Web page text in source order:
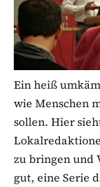
Ein heiß
wie Menschen
sollen. Hier
zu bringen und
gut, eine Serie